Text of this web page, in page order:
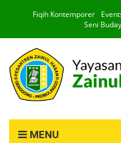
Fiqih Kontemporer
Seni
MENU